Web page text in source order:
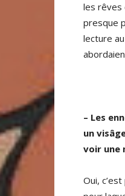
les rêves
presque
lecture
– Les
un
voir une
Oui,